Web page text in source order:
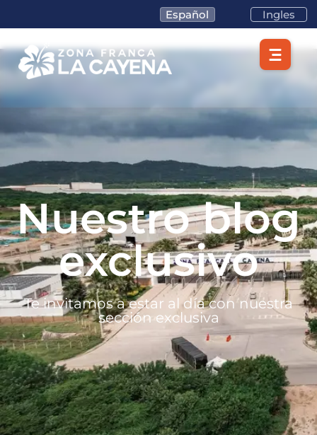
Español Ingles
Nuestro blog
exclusivo
Te invitamos a estar al día con nuestra
sección exclusiva